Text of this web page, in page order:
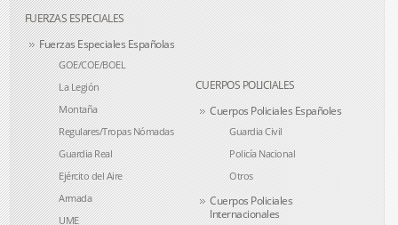
FUERZAS ESPECIALES
Fuerzas Especiales Españolas
GOE/COE/BOEL
La Legión
Montaña
Regulares/Tropas Nómadas
Guardia Real
Ejército del Aire
Armada
UME
CUERPOS POLICIALES
Cuerpos Policiales Españoles
Guardia Civil
Policía Nacional
Otros
Cuerpos Policiales
Internacionales